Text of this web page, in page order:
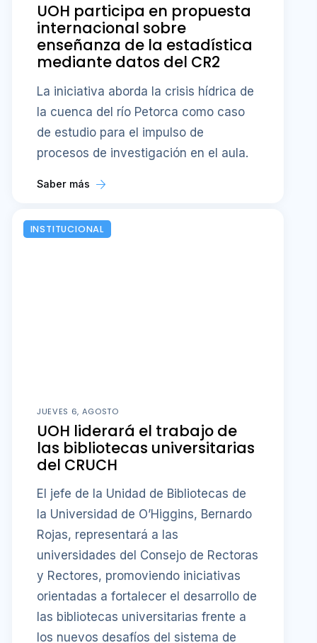
UOH participa en propuesta
internacional sobre
enseñanza de la estadística
mediante datos del CR2
La iniciativa aborda la crisis hídrica de
la cuenca del río Petorca como caso
de estudio para el impulso de
procesos de investigación en el aula.
Saber más
INSTITUCIONAL
JUEVES 6, AGOSTO
UOH liderará el trabajo de
las bibliotecas universitarias
del CRUCH
El jefe de la Unidad de Bibliotecas de
la Universidad de O’Higgins, Bernardo
Rojas, representará a las
universidades del Consejo de Rectoras
y Rectores, promoviendo iniciativas
orientadas a fortalecer el desarrollo de
las bibliotecas universitarias frente a
los nuevos desafíos del sistema de